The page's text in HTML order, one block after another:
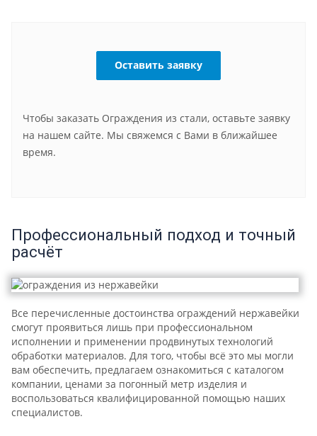
Оставить заявку
Чтобы заказать Ограждения из стали, оставьте заявку
на нашем сайте. Мы свяжемся с Вами в ближайшее
время.
Профессиональный подход и точный
расчёт
Все перечисленные достоинства ограждений нержавейки
смогут проявиться лишь при профессиональном
исполнении и применении продвинутых технологий
обработки материалов. Для того, чтобы всё это мы могли
вам обеспечить, предлагаем ознакомиться с каталогом
компании, ценами за погонный метр изделия и
воспользоваться квалифицированной помощью наших
специалистов.